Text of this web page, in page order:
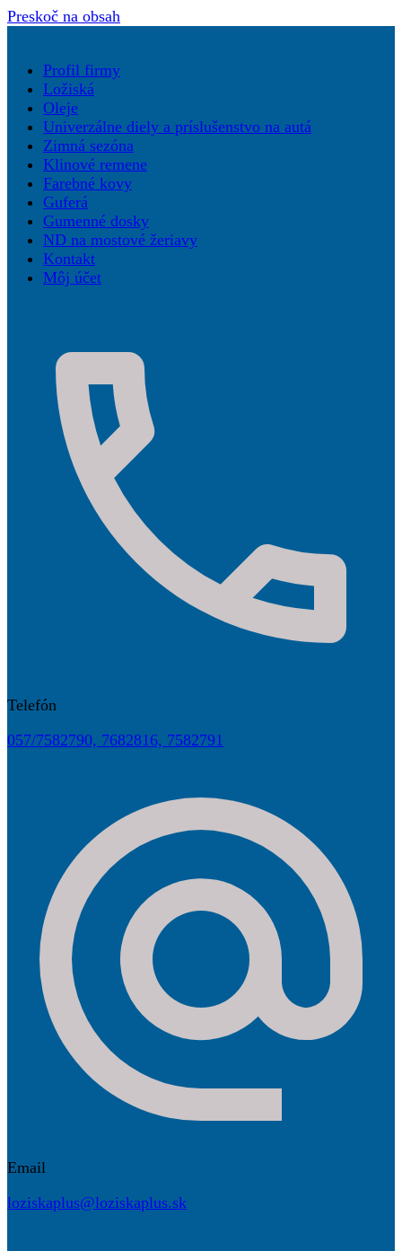
Preskoč na obsah
Profil firmy
Ložiská
Oleje
Univerzálne diely a príslušenstvo na autá
Zimná sezóna
Klinové remene
Farebné kovy
Guferá
Gumenné dosky
ND na mostové žeriavy
Kontakt
Môj účet
Telefón
057/7582790, 7682816, 7582791
Email
loziskaplus@loziskaplus.sk